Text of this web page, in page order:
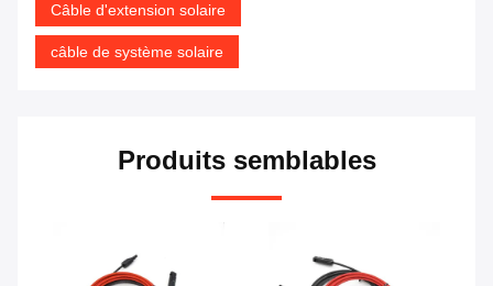
Câble d'extension solaire
câble de système solaire
Produits semblables